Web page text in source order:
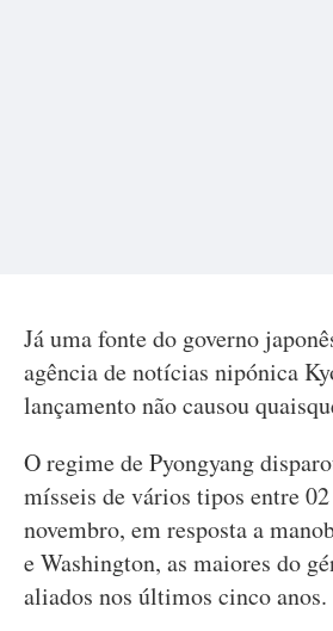
Já uma fonte do governo
agência de notícias nipónica
lançamento não causou
O regime de Pyongyang
mísseis de vários tipos entre
novembro, em resposta a
e Washington, as maiores do
aliados nos últimos cinco anos.